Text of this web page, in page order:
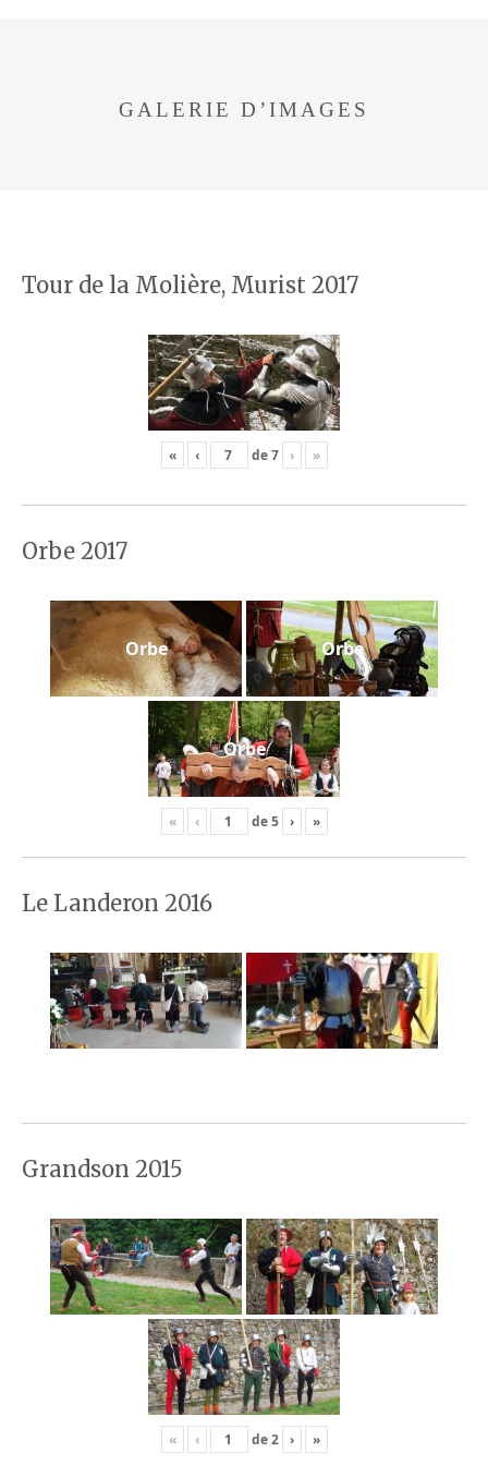
GALERIE D’IMAGES
Tour de la Molière, Murist 2017
« ‹ de7 › »
Orbe 2017
Orbe Orbe
Orbe
« ‹ de5 › »
Le Landeron 2016
Grandson 2015
« ‹ de2 › »